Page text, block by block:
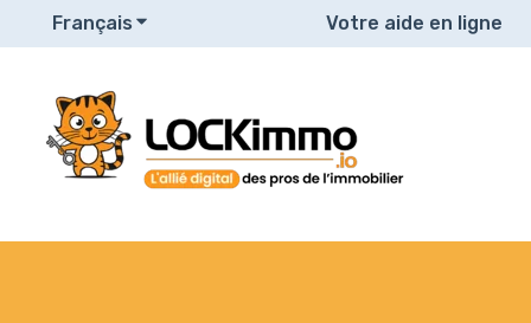
Français Afficher le sous-menu pour les
Votre aide en ligne